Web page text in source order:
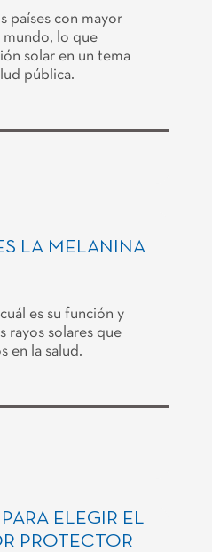
países con mayor
mundo, lo que
solar en un tema
pública.
LA MELANINA
es su función y
rayos solares que
en la salud.
ELEGIR EL
PROTECTOR